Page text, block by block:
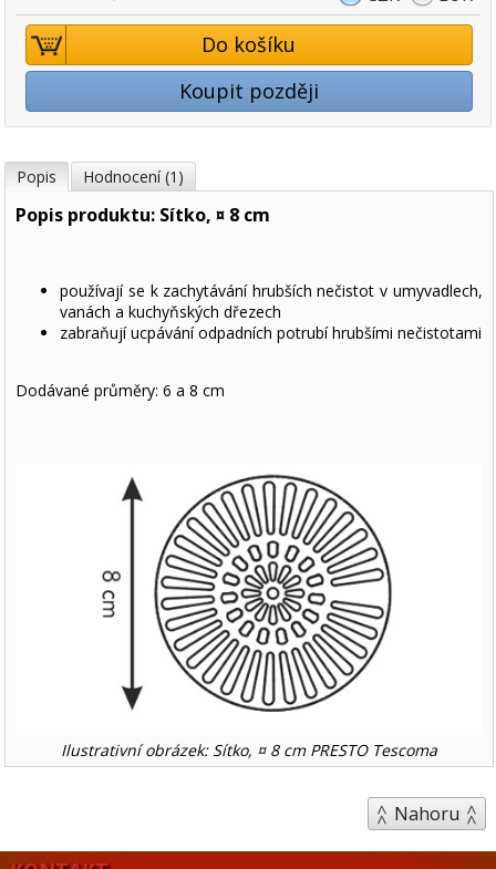
Do košíku
Koupit později
Popis Hodnocení (1)
Popis produktu: Sítko, ¤ 8 cm
používají se k zachytávání hrubších nečistot v umyvadlech,
vanách a kuchyňských dřezech
zabraňují ucpávání odpadních potrubí hrubšími nečistotami
Dodávané průměry: 6 a 8 cm
Ilustrativní obrázek: Sítko, ¤ 8 cm PRESTO Tescoma
Nahoru